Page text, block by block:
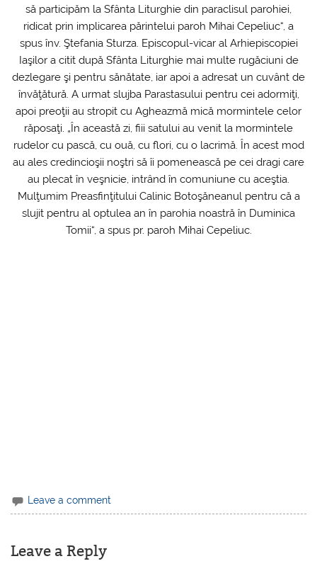
să participăm la Sfânta Liturghie din paraclisul parohiei,
ridicat prin implicarea părintelui paroh Mihai Cepeliuc“, a
spus înv. Ştefania Sturza. Episcopul-vicar al Arhiepiscopiei
Iaşilor a citit după Sfânta Liturghie mai multe rugăciuni de
dezlegare şi pentru sănătate, iar apoi a adresat un cuvânt de
învăţătură. A urmat slujba Parastasului pentru cei adormiţi,
apoi preoţii au stropit cu Agheazmă mică mormintele celor
răposaţi. „În această zi, fiii satului au venit la mormintele
rudelor cu pască, cu ouă, cu flori, cu o lacrimă. În acest mod
au ales credincioşii noştri să îi pomenească pe cei dragi care
au plecat în veşnicie, intrând în comuniune cu aceştia.
Mulţumim Preasfinţitului Calinic Botoşăneanul pentru că a
slujit pentru al optulea an în parohia noastră în Duminica
Tomii“, a spus pr. paroh Mihai Cepeliuc.
Leave a comment
Leave a Reply